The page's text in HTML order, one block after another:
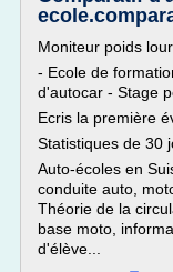
Moniteur poids
- Ecole de
d'autocar - Stage
Ecris la première
Statistiques de 30
Auto-écoles en
conduite auto,
Théorie de la
base moto,
d'élève...